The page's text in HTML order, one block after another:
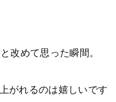
改めて思った瞬間。
がれるのは嬉しいです